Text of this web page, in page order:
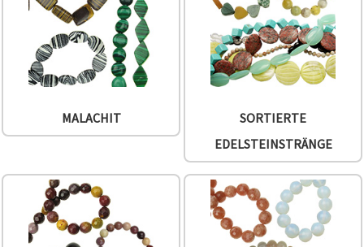
MALACHIT
SORTIERTE
EDELSTEINSTRÄNGE